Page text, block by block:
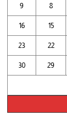
8
9
15
16
22
23
29
30